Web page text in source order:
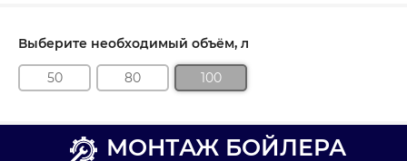
Выберите необходимый объём, л
50 80 100
МОНТАЖ БОЙЛЕРА